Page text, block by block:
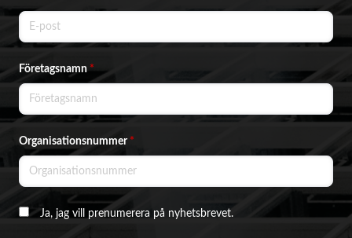
Företagsnamn*
Organisationsnummer *
Ja, jag vill prenumerera på nyhetsbrevet.